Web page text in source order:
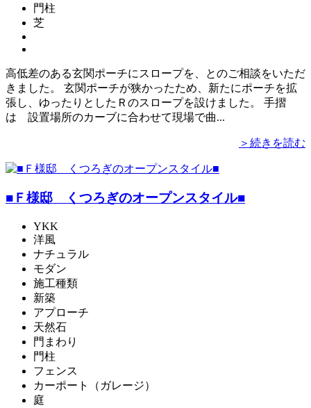
門柱
芝
高低差のある玄関ポーチにスロープを、とのご相談をいただ
きました。 玄関ポーチが狭かったため、新たにポーチを拡
張し、ゆったりとしたＲのスロープを設けました。 手摺
は 設置場所のカーブに合わせて現場で曲...
＞続きを読む
■Ｆ様邸 くつろぎのオープンスタイル■
YKK
洋風
ナチュラル
モダン
施工種類
新築
アプローチ
天然石
門まわり
門柱
フェンス
カーポート（ガレージ）
庭